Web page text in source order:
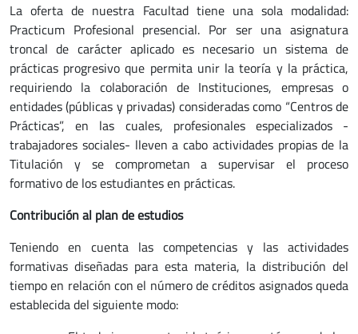
La oferta de nuestra Facultad tiene una sola modalidad:
Practicum Profesional presencial. Por ser una asignatura
troncal de carácter aplicado es necesario un sistema de
prácticas progresivo que permita unir la teoría y la práctica,
requiriendo la colaboración de Instituciones, empresas o
entidades (públicas y privadas) consideradas como “Centros de
Prácticas”, en las cuales, profesionales especializados -
trabajadores sociales- lleven a cabo actividades propias de la
Titulación y se comprometan a supervisar el proceso
formativo de los estudiantes en prácticas.
Contribución al plan de estudios
Teniendo en cuenta las competencias y las actividades
formativas diseñadas para esta materia, la distribución del
tiempo en relación con el número de créditos asignados queda
establecida del siguiente modo: